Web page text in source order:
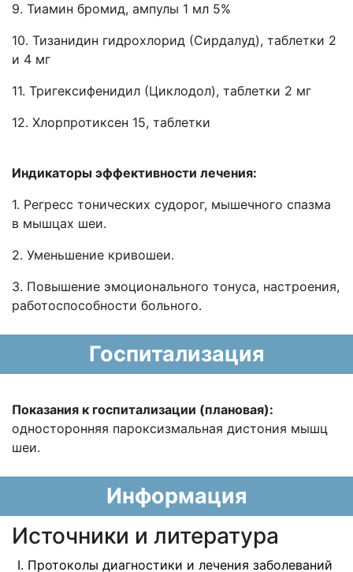
9. Тиамин бромид, ампулы 1 мл 5%
10. Тизанидин гидрохлорид (Сирдалуд), таблетки 2
и 4 мг
11. Тригексифенидил (Циклодол), таблетки 2 мг
12. Хлорпротиксен 15, таблетки
Индикаторы эффективности лечения:
1. Регресс тонических судорог, мышечного спазма
в мышцах шеи.
2. Уменьшение кривошеи.
3. Повышение эмоционального тонуса, настроения,
работоспособности больного.
Госпитализация
Показания к госпитализации (плановая):
односторонняя пароксизмальная дистония мышц
шеи.
Информация
Источники и литература
Протоколы диагностики и лечения заболеваний